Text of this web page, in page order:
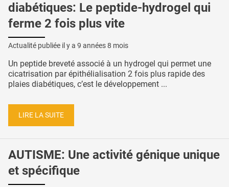
diabétiques: Le peptide-hydrogel qui
ferme 2 fois plus vite
Actualité publiée il y a 9 années 8 mois
Un peptide breveté associé à un hydrogel qui permet une
cicatrisation par épithélialisation 2 fois plus rapide des
plaies diabétiques, c’est le développement ...
LIRE LA SUITE
AUTISME: Une activité génique unique
et spécifique